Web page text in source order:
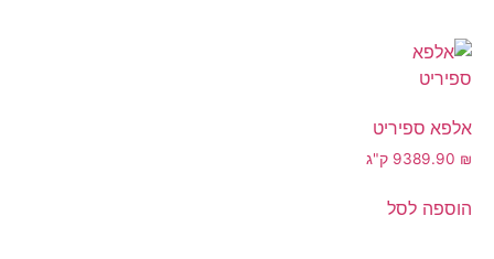
אלפא ספיריט
389.90 ₪ 9 ק"ג
הוספה לסל